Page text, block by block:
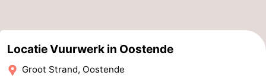
-
Parkeren
-
Locatie Vuurwerk in Oostende
Groot Strand, Oostende